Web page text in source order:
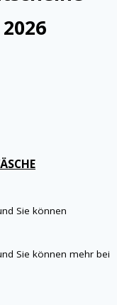
Sie können
Sie können mehr bei